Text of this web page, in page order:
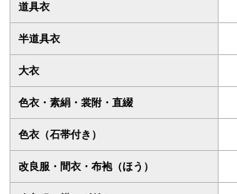
道具衣
半道具衣
大衣
色衣・素絹・裳附・直綴
色衣（石帯付き）
改良服・間衣・布袍（ほう）